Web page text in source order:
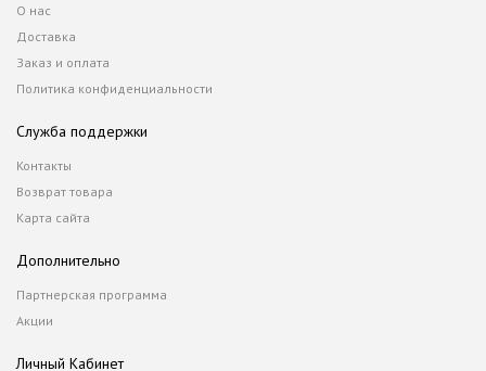
О нас
Доставка
Заказ и оплата
Политика конфиденциальности
Служба поддержки
Контакты
Возврат товара
Карта сайта
Дополнительно
Партнерская программа
Акции
Личный Кабинет